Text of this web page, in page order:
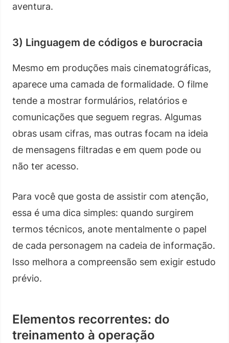
aventura.
3) Linguagem de códigos e burocracia
Mesmo em produções mais cinematográficas,
aparece uma camada de formalidade. O filme
tende a mostrar formulários, relatórios e
comunicações que seguem regras. Algumas
obras usam cifras, mas outras focam na ideia
de mensagens filtradas e em quem pode ou
não ter acesso.
Para você que gosta de assistir com atenção,
essa é uma dica simples: quando surgirem
termos técnicos, anote mentalmente o papel
de cada personagem na cadeia de informação.
Isso melhora a compreensão sem exigir estudo
prévio.
Elementos recorrentes: do
treinamento à operação